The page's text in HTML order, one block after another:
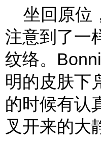
坐回原位
注意到了一
纹络。
明的皮肤下
的时候有认
叉开来的